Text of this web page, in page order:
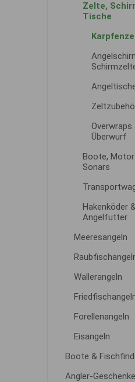
Zelte,
Tische
Overwraps
Überwurf
Boote,
Sonars
Hakenköder
Angelfutter
Meeresangeln
Wallerangeln
Forellenangeln
Eisangeln
Boote &
Angler-